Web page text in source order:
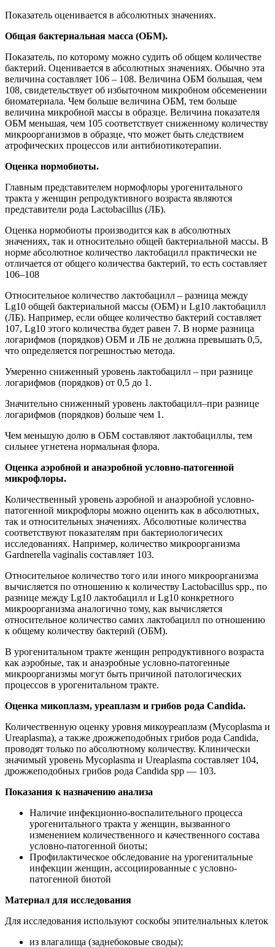
Показатель оценивается в абсолютных значениях.
Общая бактериальная масса (ОБМ).
Показатель, по которому можно судить об общем количестве
бактерий. Оценивается в абсолютных значениях. Обычно эта
величина составляет 106 – 108. Величина ОБМ большая, чем
108, свидетельствует об избыточном микробном обсеменении
биоматериала. Чем больше величина ОБМ, тем больше
величина микробной массы в образце. Величина показателя
ОБМ меньшая, чем 105 соответствует сниженному количеству
микроорганизмов в образце, что может быть следствием
атрофических процессов или антибиотикотерапии.
Оценка нормобиоты.
Главным представителем нормофлоры урогенитального
тракта у женщин репродуктивного возраста являются
представители рода Lactobacillus (ЛБ).
Оценка нормобиоты производится как в абсолютных
значениях, так и относительно общей бактериальной массы. В
норме абсолютное количество лактобацилл практически не
отличается от общего количества бактерий, то есть составляет
106–108
Относительное количество лактобацилл – разница между
Lg10 общей бактериальной массы (ОБМ) и Lg10 лактобацилл
(ЛБ). Например, если общее количество бактерий составляет
107, Lg10 этого количества будет равен 7. В норме разница
логарифмов (порядков) ОБМ и ЛБ не должна превышать 0,5,
что определяется погрешностью метода.
Умеренно сниженный уровень лактобацилл – при разнице
логарифмов (порядков) от 0,5 до 1.
Значительно сниженный уровень лактобацилл–при разнице
логарифмов (порядков) больше чем 1.
Чем меньшую долю в ОБМ составляют лактобациллы, тем
сильнее угнетена нормальная флора.
Оценка аэробной и анаэробной условно-патогенной
микрофлоры.
Количественный уровень аэробной и анаэробной условно-
патогенной микрофлоры можно оценить как в абсолютных,
так и относительных значениях. Абсолютные количества
соответствуют показателям при бактериологичесих
исследованиях. Например, количество микроорганизма
Gardnerella vaginalis составляет 103.
Относительное количество того или иного микроорганизма
вычисляется по отношению к количеству Lactobacillus spp., по
разнице между Lg10 лактобацилл и Lg10 конкретного
микроорганизма аналогично тому, как вычисляется
относительное количество самих лактобацилл по отношению
к общему количеству бактерий (ОБМ).
В урогенитальном тракте женщин репродуктивного возраста
как аэробные, так и анаэробные условно-патогенные
микроорганизмы могут быть причиной патологических
процессов в урогенитальном тракте.
Оценка микоплазм, уреаплазм и грибов рода Candida.
Количественную оценку уровня микоуреаплазм (Mycoplasma и
Ureaplasma), а также дрожжеподобных грибов рода Candida,
проводят только по абсолютному количеству. Клинически
значимый уровень Mycoplasma и Ureaplasma составляет 104,
дрожжеподобных грибов рода Candida spp — 103.
Показания к назначению анализа
Наличие инфекционно-воспалительного процесса
урогенитального тракта у женщин, вызванного
изменением количественного и качественного состава
условно-патогенной биоты;
Профилактическое обследование на урогенитальные
инфекции женщин, ассоциированные с условно-
патогенной биотой
Материал для исследования
Для исследования используют соскобы эпителиальных клеток
из влагалища (заднебоковые своды);